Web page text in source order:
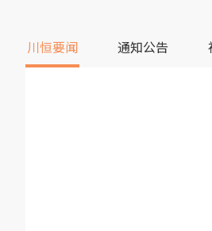
川恒要闻 通知公告